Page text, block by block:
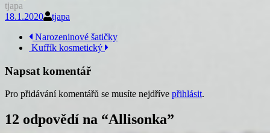
tjapa
18.1.2020
tjapa
Navigace
příspěvku
Narozeninové šatičky
Kufřík kosmetický
Napsat komentář
Pro přidávání komentářů se musíte nejdříve přihlásit.
12 odpovědí na “Allisonka”